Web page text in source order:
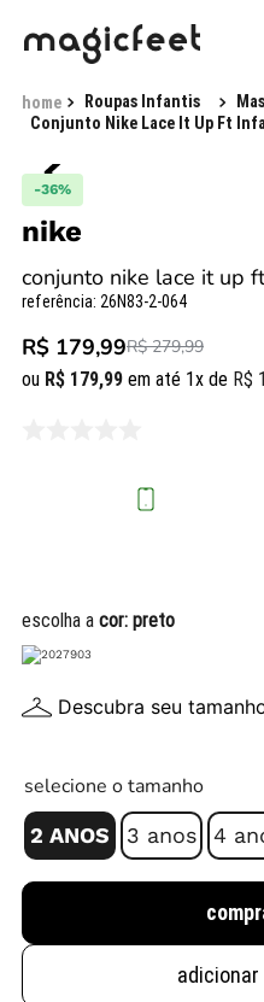
Roupas Infantis
Conjunto Nike Lace It Up Ft
-36%
nike
conjunto nike lace it up
referência: 26N83-2-064
R$ 179,99R$ 279,99
ou R$ 179,99 em até 1x de R$
escolha a cor: preto
Descubra seu
selecione o tamanho
2 ANOS 3 anos 4